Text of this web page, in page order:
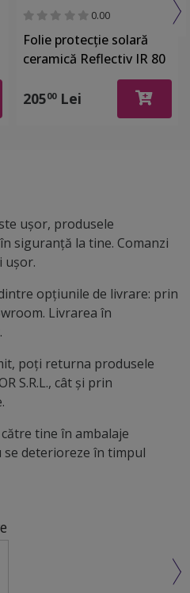
0.00
Folie protecție solară
ceramică Reflectiv IR 80
– protecție 82%,
transparență 80%,
aplicare la interior,
20500Lei
ușor, produsele
siguranță la tine. Comanzi
ușor.
opțiunile de livrare: prin
Livrarea în
poți returna produsele
S.R.L., cât și prin
tine în ambalaje
se deterioreze în timpul